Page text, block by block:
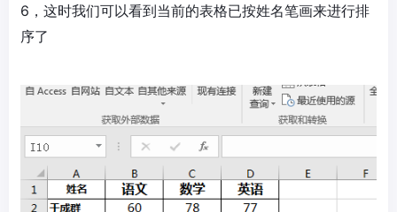
6，这时我们可以看到当前的表格已按姓名笔画来进行排
序了